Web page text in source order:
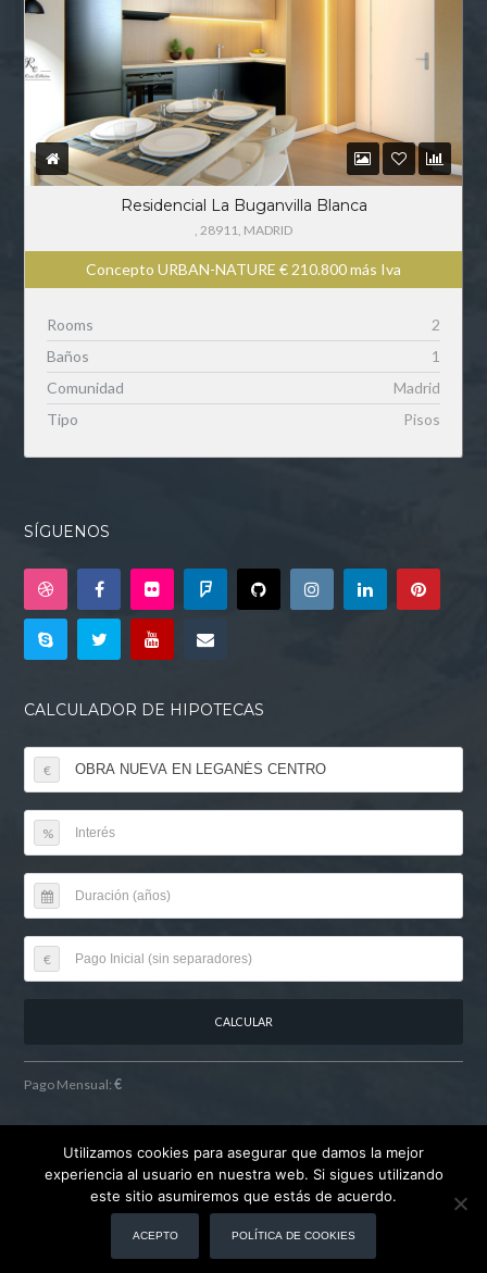
Residencial La Buganvilla Blanca
, 28911, MADRID
Concepto URBAN-NATURE € 210.800 más Iva
Rooms
2
Baños
1
Comunidad
Madrid
Tipo
Pisos
SÍGUENOS
CALCULADOR DE HIPOTECAS
€
%
€
Pago Mensual:€
Residenciales Buganvilla Collecction
Cooperativa de viviendas
Buscamos terrenos Noticias
Utilizamos cookies para asegurar que damos la mejor
experiencia al usuario en nuestra web. Si sigues utilizando
este sitio asumiremos que estás de acuerdo.
ACEPTO POLÍTICA DE COOKIES